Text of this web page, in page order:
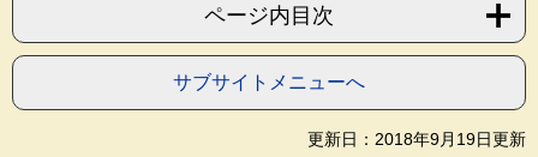
ページ内目次
サブサイトメニューへ
更新日：2018年9月19日更新